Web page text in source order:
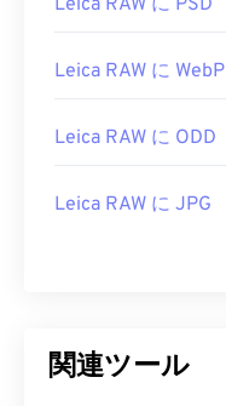
Leica RAW に PSD
Leica RAW に WebP
Leica RAW に ODD
Leica RAW に JPG
関連ツール